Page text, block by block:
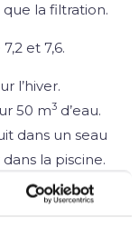
la filtration.
et 7,6.
l’hiver.
50 m3 d’eau.
dans un seau
la piscine.
tel qu’un
gonflable,